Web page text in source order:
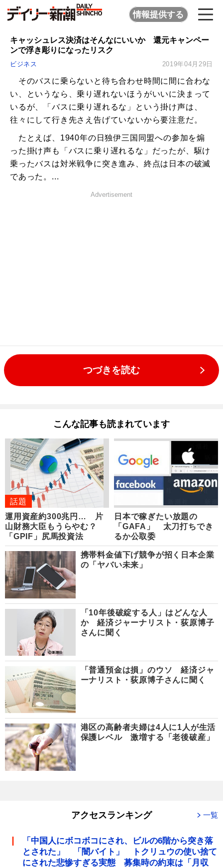
情報提供する
キャッシュレス決済はそんなにいいか 還元キャンペー
ンで浮き彫りになったリスク
ビジネス 2019年04月29日
そのバスに乗らないと待ち合わせ時間に間に合わな
い、というなら、乗り遅れないほうがいいに決まって
いるが、「バスに乗り遅れるな」という掛け声は、
往々にして行き先さえ告げていないから要注意だ。
たとえば、1940年の日独伊三国同盟への参加を煽
った掛け声も「バスに乗り遅れるな」だったが、駆け
乗ったバスは対米戦争に突き進み、終点は日本の破滅
であった。...
Advertisement
つづきを読む
こんな記事も読まれています
話題
運用資産約300兆円… 片
山財務大臣もうらやむ？
「GPIF」尻馬投資法
日本で稼ぎたい放題の
「GAFA」 太刀打ちでき
るか公取委
携帯料金値下げ競争が招く日本企業
の「ヤバい未来」
「10年後破綻する人」はどんな人
か 経済ジャーナリスト・荻原博子
さんに聞く
「普通預金は損」のウソ 経済ジャ
ーナリスト・荻原博子さんに聞く
港区の高齢者夫婦は4人に1人が生活
保護レベル 激増する「老後破産」
アクセスランキング 一覧
「中国人にボコボコにされ、ビルの6階から突き落
とされた」 「闇バイト」 トクリュウの使い捨て
にされた悲惨すぎる実態 募集時の約束は「月収